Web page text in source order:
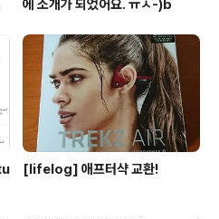
에 소개가 되었어요. ㅠㅅ-)b
[lifelog] 애프터샥 교환!